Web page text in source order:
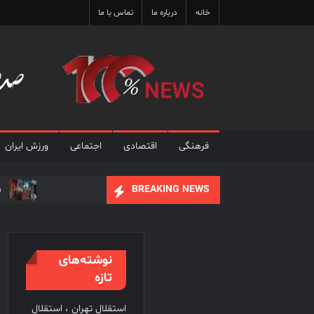
خانه درباره ما تماس با ما
فرهنگی اقتصادی اجتماعی ورزش ایران
BREAKING NEWS
نوشته‌های
تازه
استقلال تهران ، استقلال